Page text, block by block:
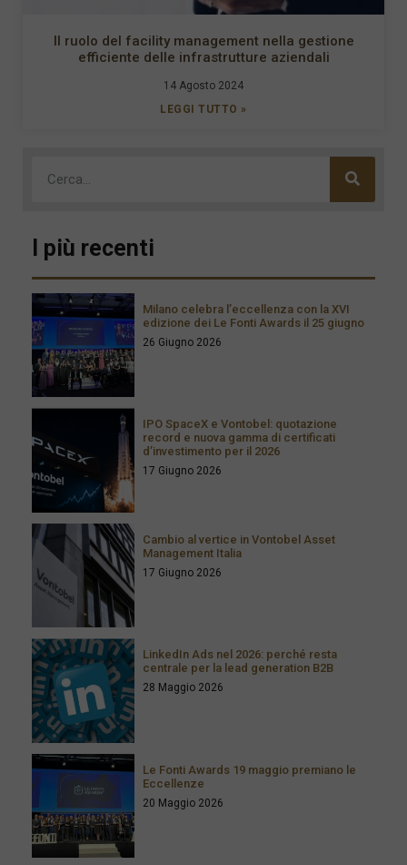
Il ruolo del facility management nella gestione
efficiente delle infrastrutture aziendali
14 Agosto 2024
LEGGI TUTTO »
I più recenti
Milano celebra l’eccellenza con la XVI
edizione dei Le Fonti Awards il 25 giugno
26 Giugno 2026
IPO SpaceX e Vontobel: quotazione
record e nuova gamma di certificati
d’investimento per il 2026
17 Giugno 2026
Cambio al vertice in Vontobel Asset
Management Italia
17 Giugno 2026
LinkedIn Ads nel 2026: perché resta
centrale per la lead generation B2B
28 Maggio 2026
Le Fonti Awards 19 maggio premiano le
Eccellenze
20 Maggio 2026